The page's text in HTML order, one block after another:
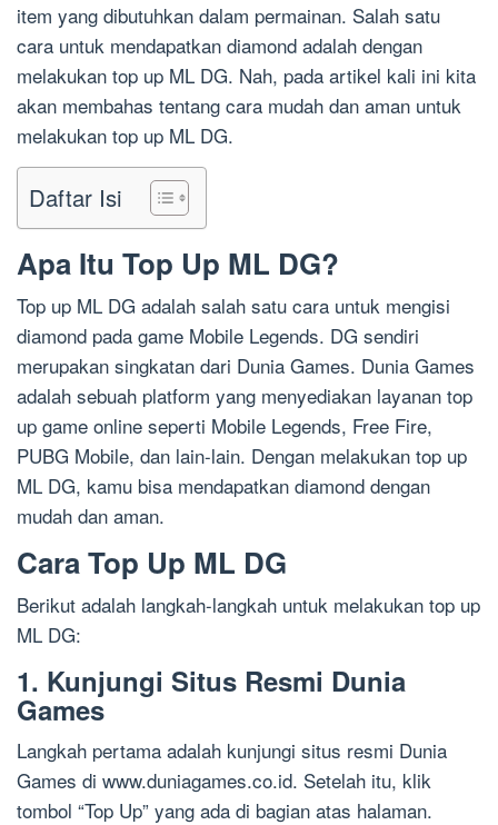
item yang dibutuhkan dalam permainan. Salah satu
cara untuk mendapatkan diamond adalah dengan
melakukan top up ML DG. Nah, pada artikel kali ini kita
akan membahas tentang cara mudah dan aman untuk
melakukan top up ML DG.
Daftar Isi
Apa Itu Top Up ML DG?
Top up ML DG adalah salah satu cara untuk mengisi
diamond pada game Mobile Legends. DG sendiri
merupakan singkatan dari Dunia Games. Dunia Games
adalah sebuah platform yang menyediakan layanan top
up game online seperti Mobile Legends, Free Fire,
PUBG Mobile, dan lain-lain. Dengan melakukan top up
ML DG, kamu bisa mendapatkan diamond dengan
mudah dan aman.
Cara Top Up ML DG
Berikut adalah langkah-langkah untuk melakukan top up
ML DG:
1. Kunjungi Situs Resmi Dunia
Games
Langkah pertama adalah kunjungi situs resmi Dunia
Games di www.duniagames.co.id. Setelah itu, klik
tombol “Top Up” yang ada di bagian atas halaman.